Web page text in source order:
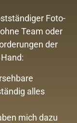
Foto-
Team oder
der
alles
mich dazu